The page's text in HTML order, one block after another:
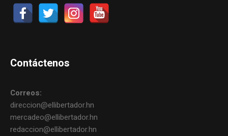
Contáctenos
Correos:
direccion@ellibertador.hn
mercadeo@ellibertador.hn
redaccion@ellibertador.hn